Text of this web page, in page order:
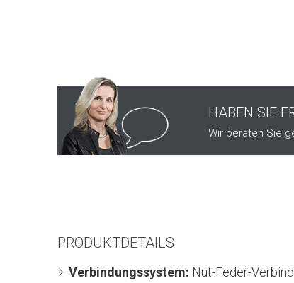
HABEN SIE
Wir beraten Sie
PRODUKTDETAILS
Verbindungssystem: Nut-Feder-